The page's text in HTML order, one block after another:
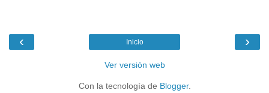
‹ ›
Inicio
Ver versión web
Con la tecnología de Blogger.